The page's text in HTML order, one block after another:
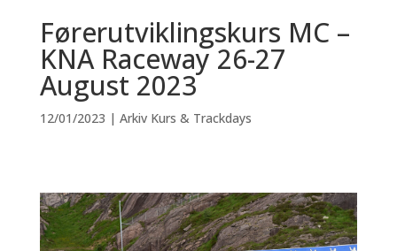
Førerutviklingskurs MC –
KNA Raceway 26-27
August 2023
12/01/2023 | Arkiv Kurs & Trackdays